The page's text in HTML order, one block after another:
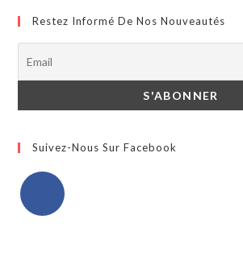
Restez Informé De Nos Nouveautés
Suivez-Nous Sur Facebook